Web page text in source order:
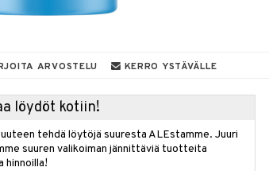
ARVOSTELU KERRO YSTÄVÄLLE
löydöt kotiin!
tehdä löytöjä suuresta ALEstamme. Juuri
suuren valikoiman jännittäviä tuotteita
hinnoilla!